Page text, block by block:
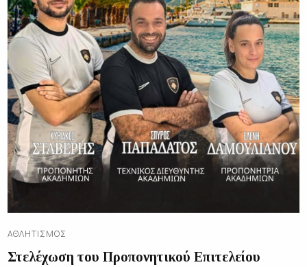
ΑΘΛΗΤΙΣΜΌΣ
Στελέχωση του Προπονητικού Επιτελείου